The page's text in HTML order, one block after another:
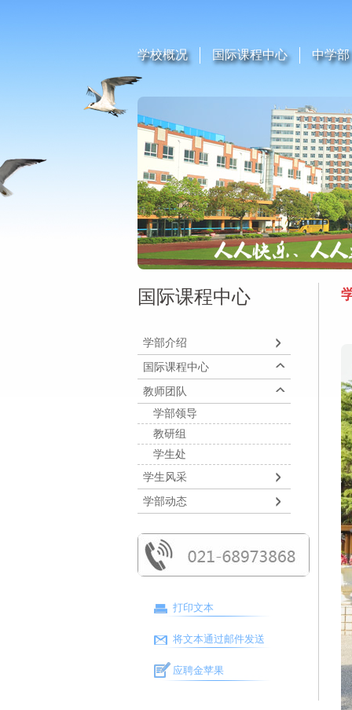
学校概况 国际课程中心 中学部
国际课程中心
学部介绍
国际课程中心
教师团队
学部领导
教研组
学生处
学生风采
学部动态
打印文本
将文本通过邮件发送
应聘金苹果